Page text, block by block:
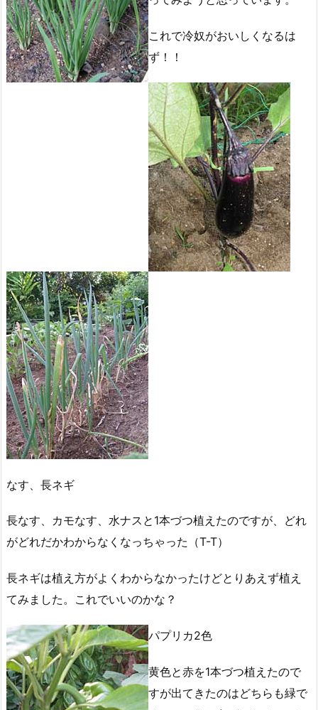
これで冷奴がおいしくなるは
ず！！
なす、長ネギ
長なす、カモなす、水ナスと1本づつ植えたのですが、どれ
がどれだかわからなくなっちゃった（T-T）
長ネギは植え方がよくわからなかったけどとりあえず植え
てみました。これでいいのかな？
パプリカ2色
黄色と赤を1本づつ植えたので
すが出てきたのはどちらも緑で